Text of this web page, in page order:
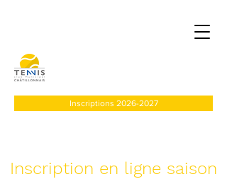
Inscriptions 2026-2027
Inscription en ligne saison